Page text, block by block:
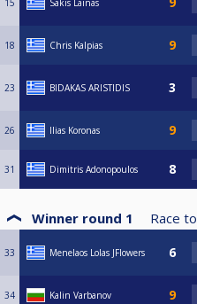
15 Sakis Lainas
18 Chris Kalpias
23 BIDAKAS ARISTIDIS
26 Ilias Koronas
31 Dimitris Adonopoulos
Winner round 1 Race to
33 Menelaos Lolas JFlowers
34 Kalin Varbanov